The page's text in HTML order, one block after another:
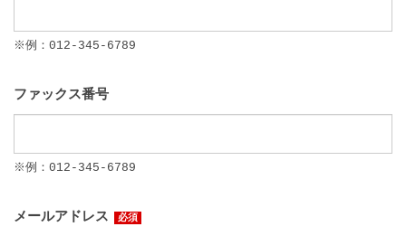
※例：012-345-6789
ファックス番号
※例：012-345-6789
メールアドレス 必須